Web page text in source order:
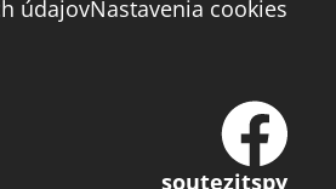
údajovNastavenia cookies
soutezitspy